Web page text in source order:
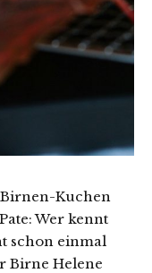
Kuchen
Wer kennt
schon einmal
Birne Helene